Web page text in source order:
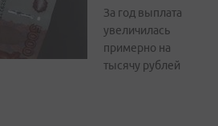
За год выплата
увеличилась
примерно на
тысячу рублей